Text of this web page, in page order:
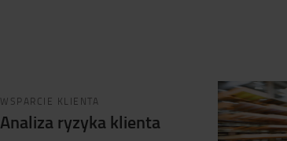
WSPARCIE KLIENTA
Analiza ryzyka klienta